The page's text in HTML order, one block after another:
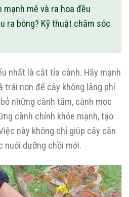
mẽ và ra hoa đều
ra bông? Kỹ thuật chăm sóc
nhất là cắt tỉa cành. Hãy mạnh
trái non để cây không lãng phí
những cành tăm, cành mọc
cành chính khỏe mạnh, tạo
này không chỉ giúp cây cân
nuôi dưỡng chồi mới.